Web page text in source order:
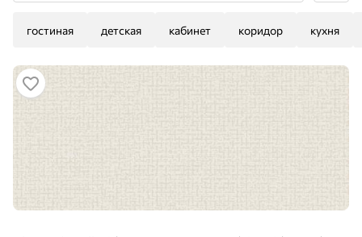
гостиная детская кабинет коридор кухня